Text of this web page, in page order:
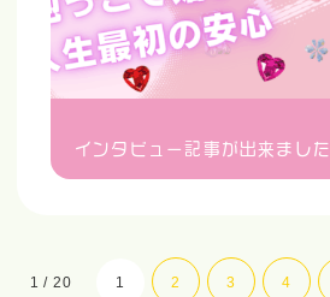
インタビュー記事が出来ました
1 / 20 1 2 3 4